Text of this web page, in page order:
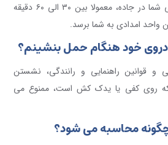
بسته به موقعیت جغرافیایی شما در جاده، معمولا بین ۳۰ الی ۶۰ دقیقه
واحد امدادی به شما برسد.
و قوانین راهنمایی و رانندگی، نشستن
روی کفی یا یدک کش است، ممنوع می